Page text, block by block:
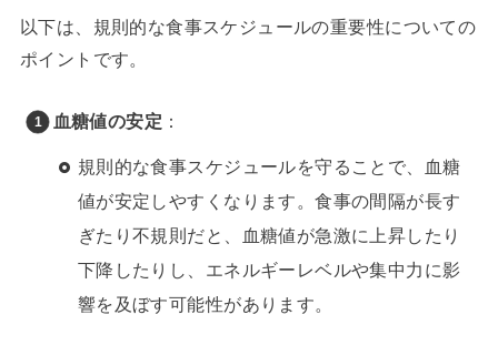
以下は、規則的な食事スケジュールの重要性についての
ポイントです。
血糖値の安定 ：
規則的な食事スケジュールを守ることで、血糖
値が安定しやすくなります。食事の間隔が長す
ぎたり不規則だと、血糖値が急激に上昇したり
下降したりし、エネルギーレベルや集中力に影
響を及ぼす可能性があります。